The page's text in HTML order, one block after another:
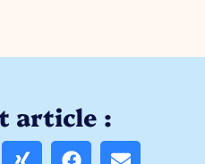
article :